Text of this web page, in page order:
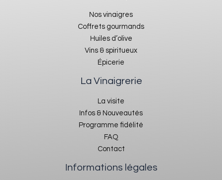
Nos vinaigres
Coffrets gourmands
Huiles d’olive
Vins & spiritueux
Épicerie
La Vinaigrerie
La visite
Infos & Nouveautés
Programme fidélité
FAQ
Contact
Informations légales